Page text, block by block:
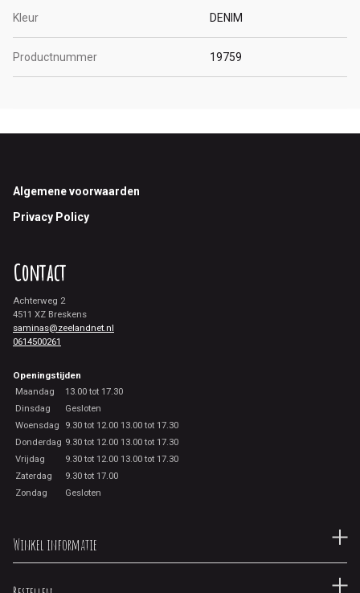
Kleur DENIM
Productnummer 19759
Footer
Algemene voorwaarden
Privacy Policy
Contact
Achterweg 2
4511 XZ Breskens
saminas@zeelandnet.nl
0614500261
Openingstijden
Maandag
13.00 tot 17.30
Dinsdag
Gesloten
Woensdag
9.30 tot 12.00 13.00 tot 17.30
Donderdag 9.30 tot 12.00 13.00 tot 17.30
Vrijdag
9.30 tot 12.00 13.00 tot 17.30
Zaterdag
9.30 tot 17.00
Zondag
Gesloten
Winkel informatie